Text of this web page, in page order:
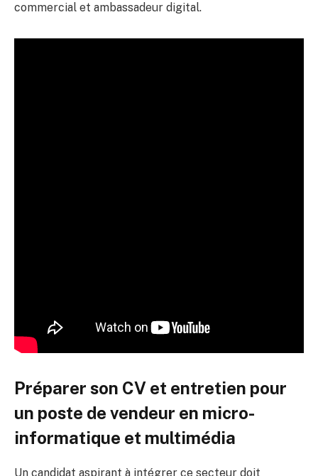
commercial et ambassadeur digital.
Préparer son CV et entretien pour
un poste de vendeur en micro-
informatique et multimédia
Un candidat aspirant à intégrer ce secteur doit